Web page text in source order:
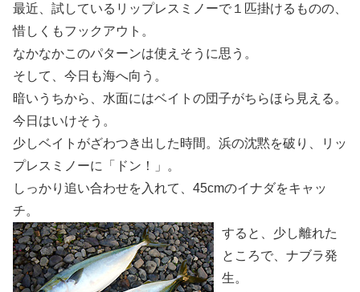
最近、試しているリップレスミノーで１匹掛けるものの、
惜しくもフックアウト。
なかなかこのパターンは使えそうに思う。
そして、今日も海へ向う。
暗いうちから、水面にはベイトの団子がちらほら見える。
今日はいけそう。
少しベイトがざわつき出した時間。浜の沈黙を破り、リッ
プレスミノーに「ドン！」。
しっかり追い合わせを入れて、45cmのイナダをキャッ
チ。
すると、少し離れた
ところで、ナブラ発
生。